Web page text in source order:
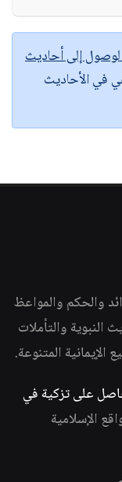
إلى أحاديث
في الأحاديث
والحكم والمواعظ
النبوية والتأملات
الإيمانية المتنوعة.
على تزكية في
الإسلامية